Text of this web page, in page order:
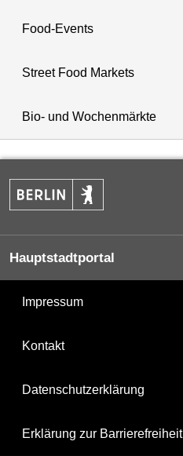
Food-Events
Street Food Markets
Bio- und Wochenmärkte
Hauptstadtportal
Impressum
Kontakt
Datenschutzerklärung
Erklärung zur Barrierefreiheit